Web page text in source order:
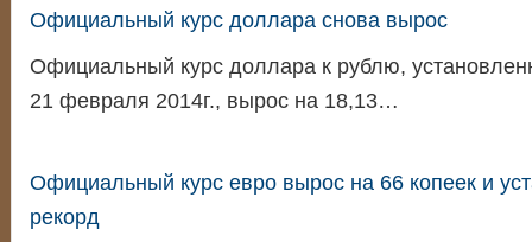
Официальный курс доллара снова вырос
Официальный курс доллара к рублю,
21 февраля 2014г., вырос на 18,13…
Официальный курс евро вырос на 66 копеек и
рекорд